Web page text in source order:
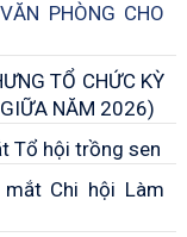
PHÒNG CHO
TỔ CHỨC KỲ
LỆ GIỮA NĂM 2026)
Tổ hội trồng sen
Chi hội Làm